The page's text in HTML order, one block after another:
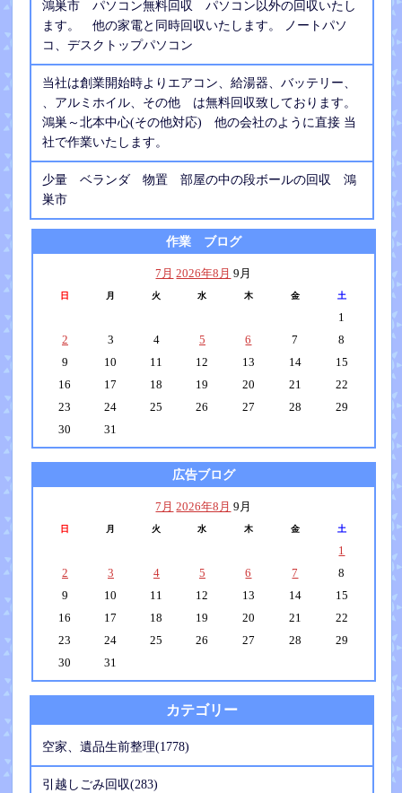
鴻巣市 パソコン無料回収 パソコン以外の回収いたし
ます。 他の家電と同時回収いたします。 ノートパソ
コ、デスクトップパソコン
当社は創業開始時よりエアコン、給湯器、バッテリー、
、アルミホイル、その他 は無料回収致しております。
鴻巣～北本中心(その他対応) 他の会社のように直接 当
社で作業いたします。
少量 ベランダ 物置 部屋の中の段ボールの回収 鴻
巣市
作業 ブログ
7月 2026年8月 9月
日 月 火 水 木 金 土
1
2
3 4 5 6 7
8
9
10 11 12 13 14
15
16
17 18 19 20 21
22
23
24 25 26 27 28
29
30
31
広告ブログ
7月 2026年8月 9月
日 月 火 水 木 金 土
1
2
3 4 5 6 7
8
9
10 11 12 13 14
15
16
17 18 19 20 21
22
23
24 25 26 27 28
29
30
31
カテゴリー
空家、遺品生前整理(1778)
引越しごみ回収(283)